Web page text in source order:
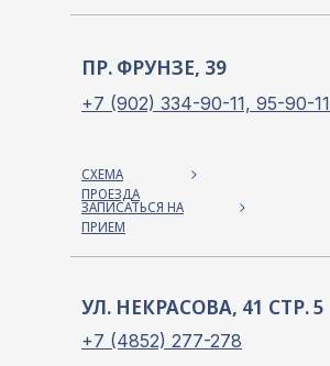
ПР. ФРУНЗЕ, 39
+7 (902) 334-90-11, 95-90-11
СХЕМА
ПРОЕЗДА
ЗАПИСАТЬСЯ НА
ПРИЕМ
УЛ. НЕКРАСОВА, 41 СТР. 5
+7 (4852) 277-278